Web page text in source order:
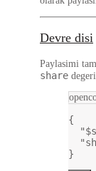
Devre disi
Paylasimi
share
{
}